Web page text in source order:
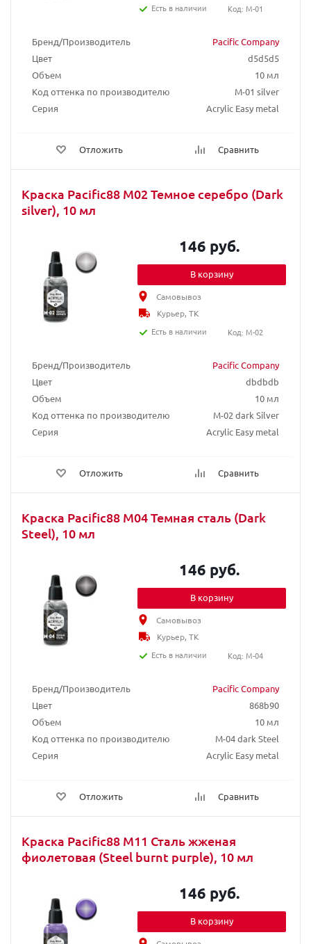
Бренд/Производитель
Pacific Company
Цвет
d5d5d5
Объем
10 мл
Код оттенка по производителю
M-01 silver
Серия
Acrylic Easy metal
Отложить Сравнить
Есть в наличии
Код: M-01
Краска Pacific88 М02 Темное серебро (Dark
silver), 10 мл
Бренд/Производитель
Pacific Company
Цвет
dbdbdb
Объем
10 мл
Код оттенка по производителю
M-02 dark Silver
Серия
Acrylic Easy metal
Отложить Сравнить
146 руб.
В корзину
Самовывоз
Курьер, ТК
Есть в наличии
Код: M-02
Краска Pacific88 М04 Темная сталь (Dark
Steel), 10 мл
Бренд/Производитель
Pacific Company
Цвет
868b90
Объем
10 мл
Код оттенка по производителю
M-04 dark Steel
Серия
Acrylic Easy metal
Отложить Сравнить
146 руб.
В корзину
Самовывоз
Курьер, ТК
Есть в наличии
Код: M-04
Краска Pacific88 М11 Сталь жженая
фиолетовая (Steel burnt purple), 10 мл
146 руб.
В корзину